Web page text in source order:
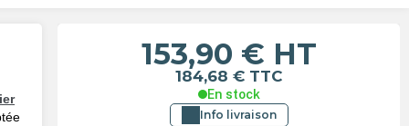
153,90 € HT
184,68 € TTC
En stock
Info livraison